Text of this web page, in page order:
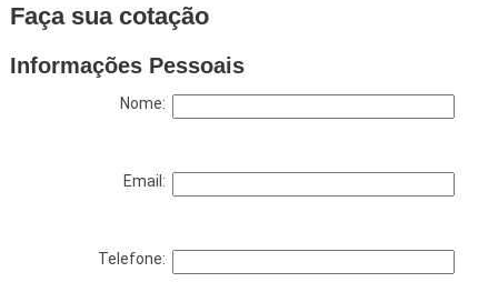
Faça sua cotação
Informações Pessoais
Nome:
Email:
Telefone: